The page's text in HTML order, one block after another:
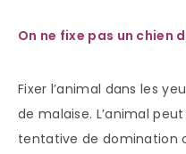
On ne fixe pas un chien
Fixer l’animal dans les
de malaise. L’animal
tentative de domination